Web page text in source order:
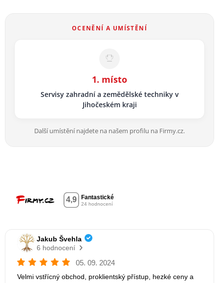
OCENĚNÍ A UMÍSTĚNÍ
1. místo
Servisy zahradní a zemědělské techniky v
Jihočeském kraji
Další umístění najdete na našem profilu na Firmy.cz.